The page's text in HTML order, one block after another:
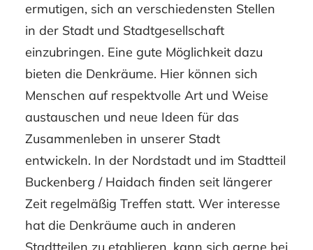
ermutigen, sich an verschiedensten Stellen
in der Stadt und Stadtgesellschaft
einzubringen. Eine gute Möglichkeit dazu
bieten die Denkräume. Hier können sich
Menschen auf respektvolle Art und Weise
austauschen und neue Ideen für das
Zusammenleben in unserer Stadt
entwickeln. In der Nordstadt und im Stadtteil
Buckenberg / Haidach finden seit längerer
Zeit regelmäßig Treffen statt. Wer interesse
hat die Denkräume auch in anderen